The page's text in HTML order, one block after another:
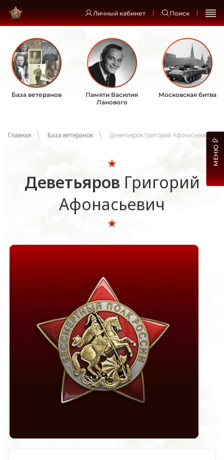
Личный кабинет Поиск
База ветеранов
Памяти Василия
Ланового
Московская битва
Главная База ветеранов Деветьяров Григорий Афонасьевич
Деветьяров Григорий
Афонасьевич
МЕНЮ